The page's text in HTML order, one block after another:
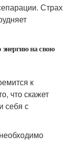
Страх
энергию на свою
к
что скажет
себя с